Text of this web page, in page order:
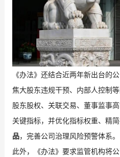
《办法》还结合近两年新出台的
焦大股东违规干预、内部人控制
股东股权、关联交易、董事监事
关键指标，并优化指标权重、精
品，完善公司治理风险预警体系。
此外，《办法》要求监管机构将